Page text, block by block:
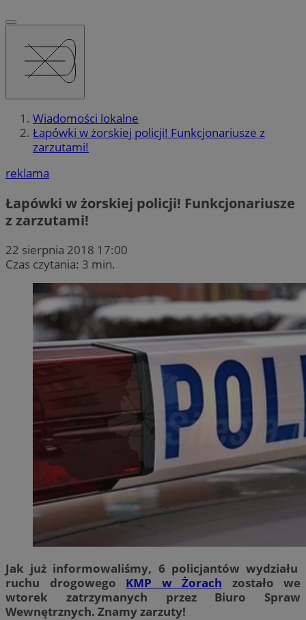
Wiadomości lokalne
Łapówki w żorskiej policji! Funkcjonariusze z
zarzutami!
reklama
Łapówki w żorskiej policji! Funkcjonariusze
z zarzutami!
22 sierpnia 2018 17:00
Czas czytania: 3 min.
Jak już informowaliśmy, 6 policjantów wydziału
ruchu drogowego KMP w Żorach zostało we
wtorek zatrzymanych przez Biuro Spraw
Wewnętrznych. Znamy zarzuty!